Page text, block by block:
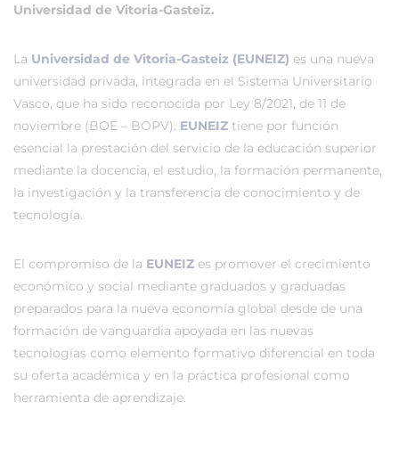
Universidad de Vitoria-Gasteiz.
La Universidad de Vitoria-Gasteiz (EUNEIZ) es una nueva
universidad privada, integrada en el Sistema Universitario
Vasco, que ha sido reconocida por Ley 8/2021, de 11 de
noviembre (BOE – BOPV). EUNEIZ tiene por función
esencial la prestación del servicio de la educación superior
mediante la docencia, el estudio, la formación permanente,
la investigación y la transferencia de conocimiento y de
tecnología.
El compromiso de la EUNEIZ es promover el crecimiento
económico y social mediante graduados y graduadas
preparados para la nueva economía global desde de una
formación de vanguardia apoyada en las nuevas
tecnologías como elemento formativo diferencial en toda
su oferta académica y en la práctica profesional como
herramienta de aprendizaje.